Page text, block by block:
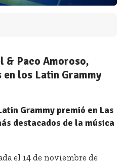
& Paco Amoroso,
los Latin Grammy
Grammy premió en Las
destacados de la música
el 14 de noviembre de